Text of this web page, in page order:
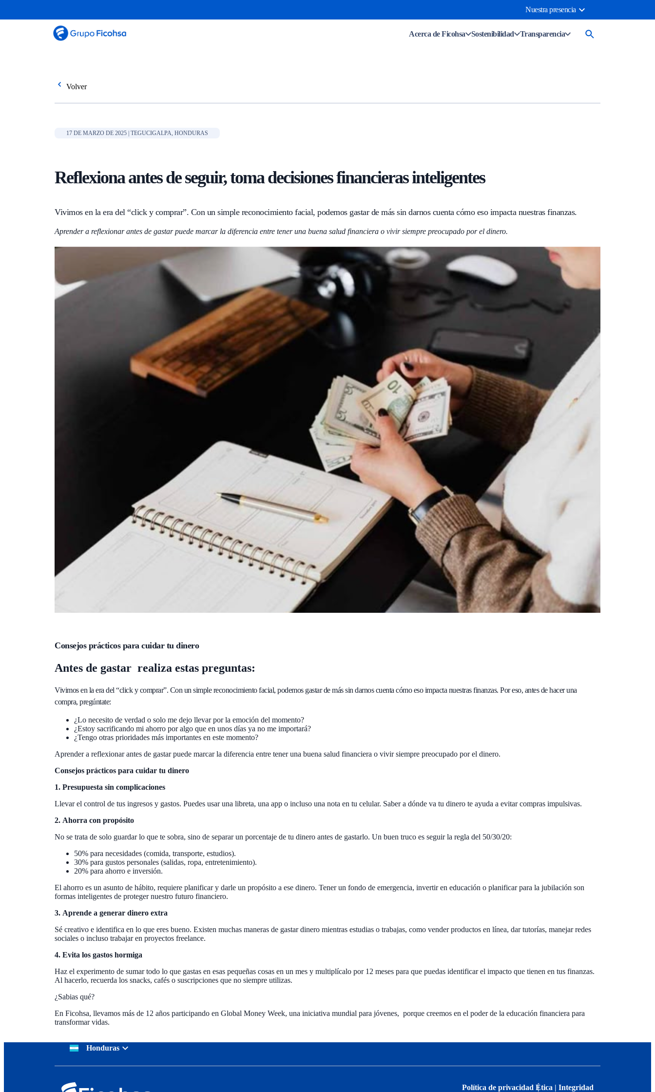
Nuestra presencia
Acerca de Ficohsa Sostenibilidad Transparencia
Volver
17 DE MARZO DE 2025 | TEGUCIGALPA, HONDURAS
Reflexiona antes de seguir, toma decisiones financieras inteligentes
Vivimos en la era del “click y comprar”. Con un simple reconocimiento facial, podemos gastar de más sin darnos cuenta cómo eso impacta nuestras finanzas.
Aprender a reflexionar antes de gastar puede marcar la diferencia entre tener una buena salud financiera o vivir siempre preocupado por el dinero.
Consejos prácticos para cuidar tu dinero
Antes de gastar realiza estas preguntas:
Vivimos en la era del “click y comprar”. Con un simple reconocimiento facial, podemos gastar de más sin darnos cuenta cómo eso impacta nuestras finanzas. Por eso, antes de hacer una
compra, pregúntate:
¿Lo necesito de verdad o solo me dejo llevar por la emoción del momento?
¿Estoy sacrificando mi ahorro por algo que en unos días ya no me importará?
¿Tengo otras prioridades más importantes en este momento?
Aprender a reflexionar antes de gastar puede marcar la diferencia entre tener una buena salud financiera o vivir siempre preocupado por el dinero.
Consejos prácticos para cuidar tu dinero
1. Presupuesta sin complicaciones
Llevar el control de tus ingresos y gastos. Puedes usar una libreta, una app o incluso una nota en tu celular. Saber a dónde va tu dinero te ayuda a evitar compras impulsivas.
2. Ahorra con propósito
No se trata de solo guardar lo que te sobra, sino de separar un porcentaje de tu dinero antes de gastarlo. Un buen truco es seguir la regla del 50/30/20:
50% para necesidades (comida, transporte, estudios).
30% para gustos personales (salidas, ropa, entretenimiento).
20% para ahorro e inversión.
El ahorro es un asunto de hábito, requiere planificar y darle un propósito a ese dinero. Tener un fondo de emergencia, invertir en educación o planificar para la jubilación son
formas inteligentes de proteger nuestro futuro financiero.
3. Aprende a generar dinero extra
Sé creativo e identifica en lo que eres bueno. Existen muchas maneras de gastar dinero mientras estudias o trabajas, como vender productos en línea, dar tutorías, manejar redes
sociales o incluso trabajar en proyectos freelance.
4. Evita los gastos hormiga
Haz el experimento de sumar todo lo que gastas en esas pequeñas cosas en un mes y multiplícalo por 12 meses para que puedas identificar el impacto que tienen en tus finanzas.
Al hacerlo, recuerda los snacks, cafés o suscripciones que no siempre utilizas.
¿Sabias qué?
En Ficohsa, llevamos más de 12 años participando en Global Money Week, una iniciativa mundial para jóvenes, porque creemos en el poder de la educación financiera para
transformar vidas.
Honduras
Política de privacidad Ética | Integridad